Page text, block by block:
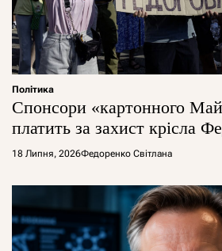
Політика
Спонсори «картонного
платить за захист крісла
18 Липня, 2026Федоренко Світлана